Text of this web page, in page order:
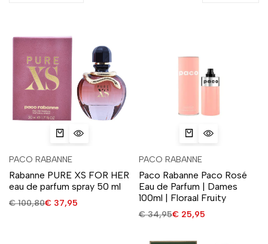
PACO RABANNE
Rabanne PURE XS FOR HER
eau de parfum spray 50 ml
€100,80€ 37,95
PACO RABANNE
Paco Rabanne Paco Rosé
Eau de Parfum | Dames
100ml | Floraal Fruity
€34,95€25,95